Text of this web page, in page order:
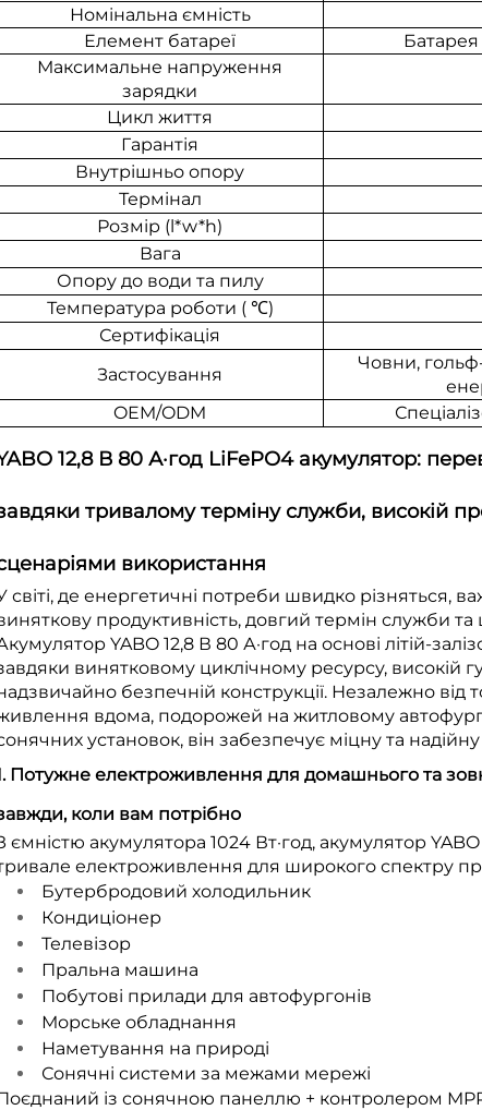
Номінальна ємність
Елемент батареї
Максимальне напруження
зарядки
Цикл життя
Гарантія
Внутрішньо опору
Термінал
Розмір (l*w*h)
Вага
Опору до води та пилу
Температура роботи ( ℃)
Сертифікація
Застосування
Човни,
OEM/ODM
12,8 В 80 А·год LiFePO4 акумулятор:
тривалому терміну служби, високій
використання
світі, де енергетичні потреби швидко різняться,
продуктивність, довгий термін служби
YABO 12,8 В 80 А·год на основі літій-
винятковому циклічному ресурсу, високій
безпечній конструкції. Незалежно від
вдома, подорожей на житловому
установок, він забезпечує міцну та
Потужне електроживлення для домашнього та
коли вам потрібно
ємністю акумулятора 1024 Вт·год, акумулятор
електроживлення для широкого спектру
Бутербродовий холодильник
Кондиціонер
Телевізор
Пральна машина
Побутові прилади для автофургонів
Морське обладнання
Наметування на природі
Сонячні системи за межами мережі
із сонячною панеллю + контролером